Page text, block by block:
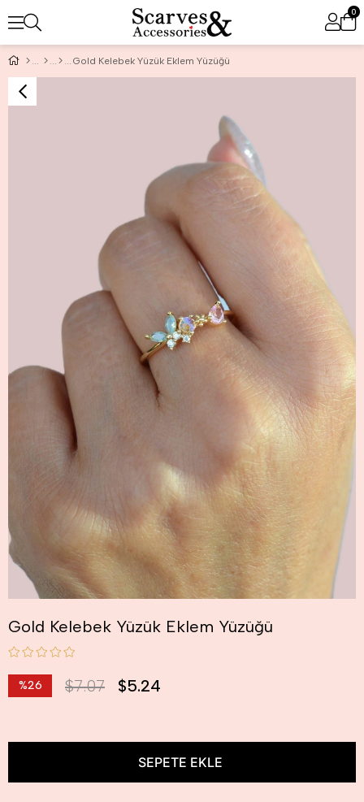
0
Gold Kelebek Yüzük Eklem Yüzüğü
Gold Kelebek Yüzük Eklem Yüzüğü
%26
$7.07 $5.24